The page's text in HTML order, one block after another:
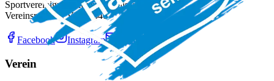
Sportvereinigung Hagen-Hardissen e.V.
Vereinsregister: VR 60646
Facebook Instagram Email
Verein